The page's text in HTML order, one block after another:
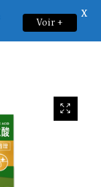
My Scheming _ 10% Mandelic Acid Renewal Serum 30ml
Voir +
X